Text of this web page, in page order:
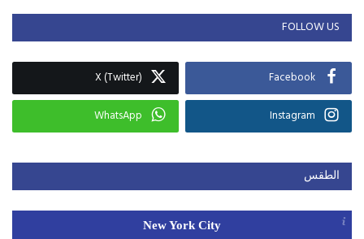
FOLLOW US
Facebook
X (Twitter)
Instagram
WhatsApp
الطقس
New York City